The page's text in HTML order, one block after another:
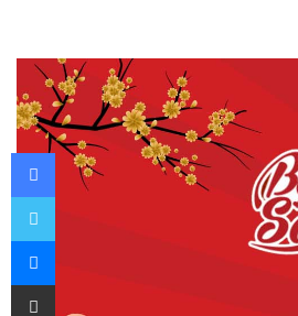
Facebook
Twitter
Messenger
Chia sẻ qua email